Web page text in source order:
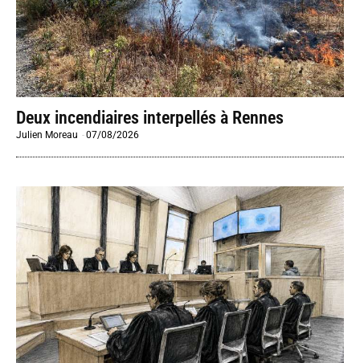
Deux incendiaires interpellés à Rennes
Julien Moreau -07/08/2026